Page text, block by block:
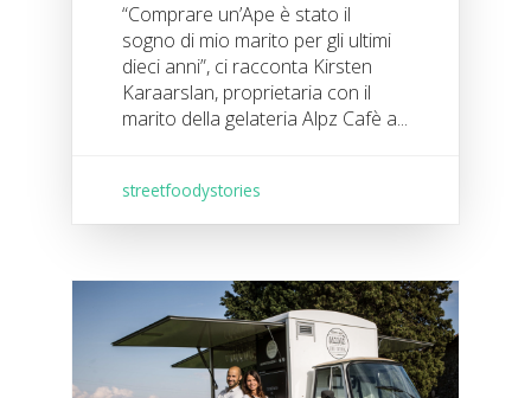
“Comprare un’Ape è stato il
sogno di mio marito per gli ultimi
dieci anni”, ci racconta Kirsten
Karaarslan, proprietaria con il
marito della gelateria Alpz Cafè a...
streetfoodystories